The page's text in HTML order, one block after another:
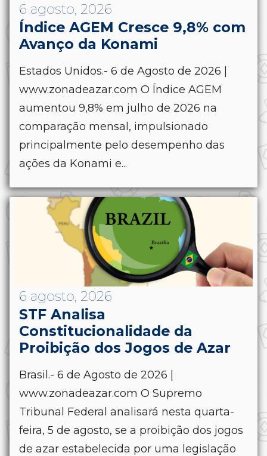
6 agosto, 2026
Índice AGEM Cresce 9,8% com
Avanço da Konami
Estados Unidos.- 6 de Agosto de 2026 |
www.zonadeazar.com O Índice AGEM
aumentou 9,8% em julho de 2026 na
comparação mensal, impulsionado
principalmente pelo desempenho das
ações da Konami e...
6 agosto, 2026
STF Analisa
Constitucionalidade da
Proibição dos Jogos de Azar
Brasil.- 6 de Agosto de 2026 |
www.zonadeazar.com O Supremo
Tribunal Federal analisará nesta quarta-
feira, 5 de agosto, se a proibição dos jogos
de azar estabelecida por uma legislação